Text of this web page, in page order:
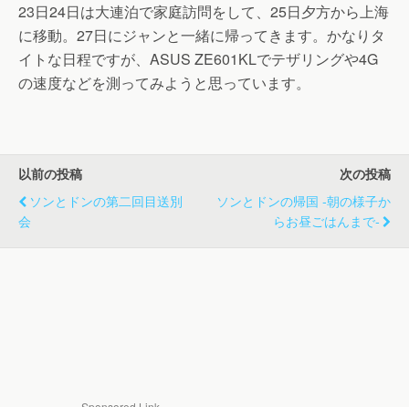
23日24日は大連泊で家庭訪問をして、25日夕方から上海
に移動。27日にジャンと一緒に帰ってきます。かなりタ
イトな日程ですが、ASUS ZE601KLでテザリングや4G
の速度などを測ってみようと思っています。
以前の投稿
ソンとドンの第二回目送別
会
次の投稿
ソンとドンの帰国 -朝の様子か
らお昼ごはんまで-